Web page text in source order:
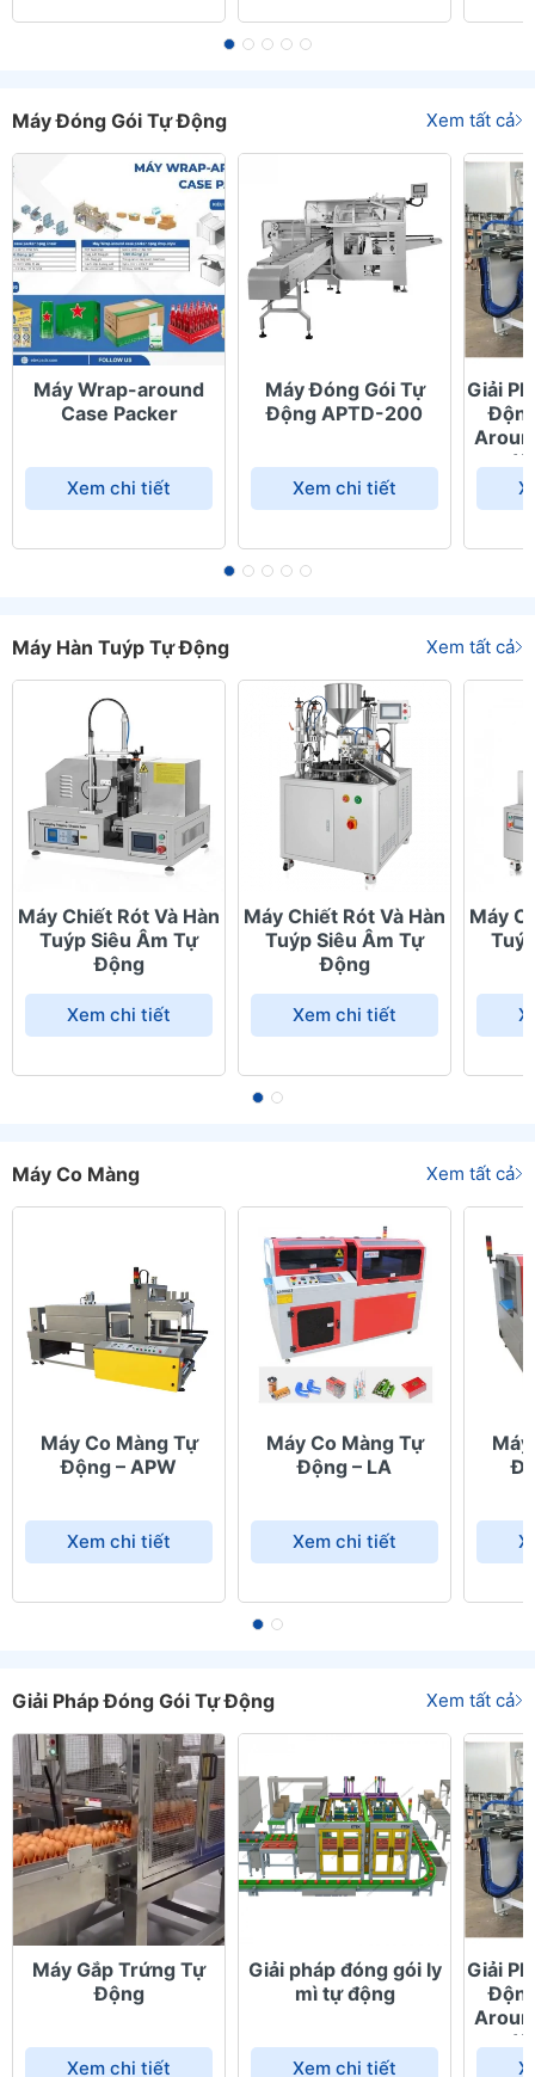
Máy Đóng Gói Tự Động Xem tất cả
Máy Wrap-around
Case Packer
Xem chi tiết
Máy Đóng Gói Tự
Động APTD-200
Xem chi tiết
Giải
Máy Hàn Tuýp Tự Động Xem tất cả
Máy Chiết Rót Và Hàn
Tuýp Siêu Âm Tự
Động
Xem chi tiết
Máy Chiết Rót Và Hàn
Tuýp Siêu Âm Tự
Động
Xem chi tiết
Máy
Máy Co Màng Xem tất cả
Máy Co Màng Tự
Động – APW
Xem chi tiết
Máy Co Màng Tự
Động – LA
Xem chi tiết
Giải Pháp Đóng Gói Tự Động Xem tất cả
Máy Gắp Trứng Tự
Động
Xem chi tiết
Giải pháp đóng gói ly
mì tự động
Xem chi tiết
Giải